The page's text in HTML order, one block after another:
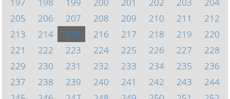
205
206 207 208 209 210 211
212
213
214 215 216 217 218 219
220
221
222 223 224 225 226 227
228
229
230 231 232 233 234 235
236
237
238 239 240 241 242 243
244